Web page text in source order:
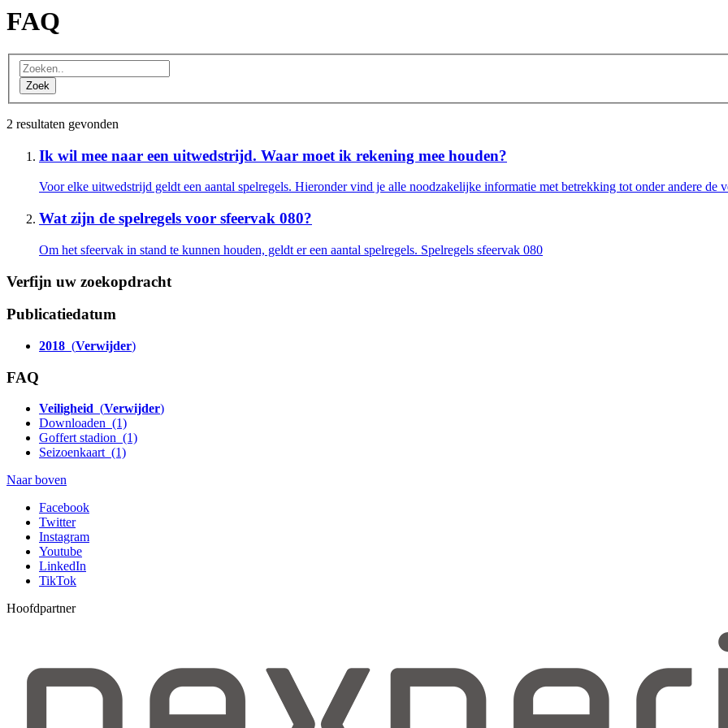
FAQ
2 resultaten gevonden
Ik wil mee naar een uitwedstrijd. Waar moet ik rekening mee houden?
Voor elke uitwedstrijd geldt een aantal spelregels. Hieronder vind je alle noodzakelijke informatie met betrekking tot onder andere de
Wat zijn de spelregels voor sfeervak 080?
Om het sfeervak in stand te kunnen houden, geldt er een aantal spelregels. Spelregels sfeervak 080
Verfijn uw zoekopdracht
Publicatiedatum
2018 (Verwijder)
FAQ
Veiligheid (Verwijder)
Downloaden (1)
Goffert stadion (1)
Seizoenkaart (1)
Naar boven
Facebook
Twitter
Instagram
Youtube
LinkedIn
TikTok
Hoofdpartner